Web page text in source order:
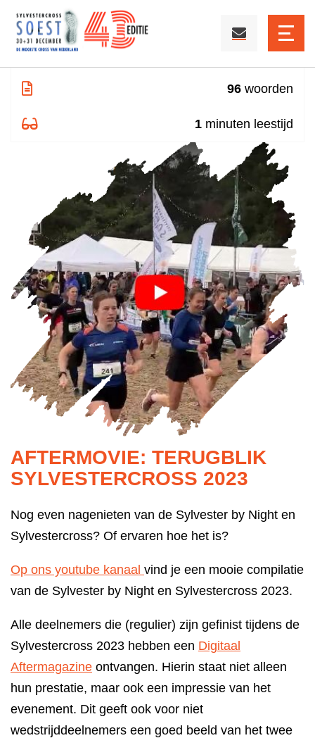
Dinsdag 2 januari 2024
96 woorden
1 minuten leestijd
AFTERMOVIE: TERUGBLIK
SYLVESTERCROSS 2023
Nog even nagenieten van de Sylvester by Night en
Sylvestercross? Of ervaren hoe het is?
Op ons youtube kanaal vind je een mooie compilatie
van de Sylvester by Night en Sylvestercross 2023.
Alle deelnemers die (regulier) zijn gefinist tijdens de
Sylvestercross 2023 hebben een Digitaal
Aftermagazine ontvangen. Hierin staat niet alleen
hun prestatie, maar ook een impressie van het
evenement. Dit geeft ook voor niet
wedstrijddeelnemers een goed beeld van het twee